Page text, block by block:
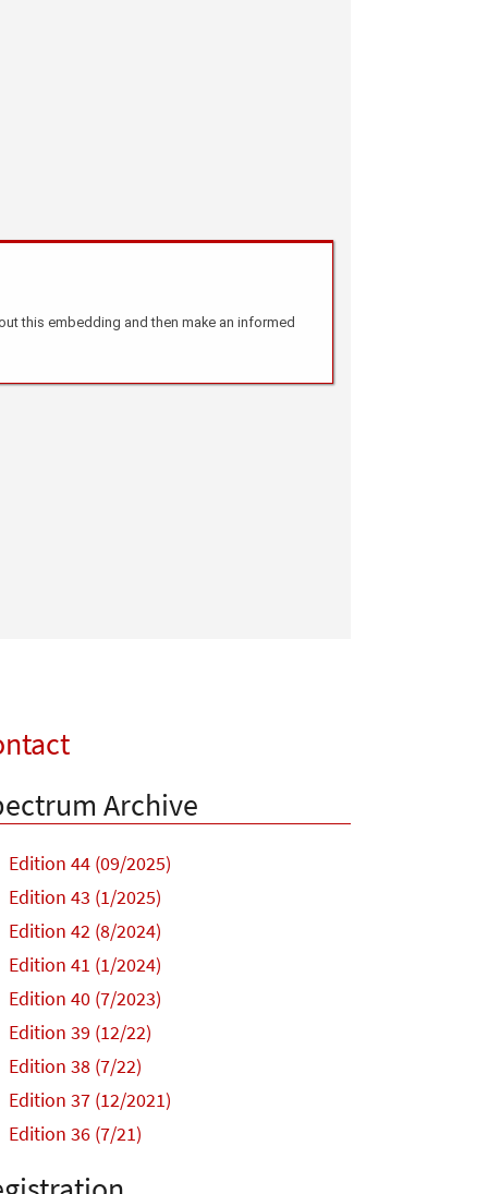
Archive
Edition 44 (09/2025)
Edition 43 (1/2025)
Edition 42 (8/2024)
Edition 41 (1/2024)
Edition 40 (7/2023)
Edition 39 (12/22)
Edition 38 (7/22)
Edition 37 (12/2021)
Edition 36 (7/21)